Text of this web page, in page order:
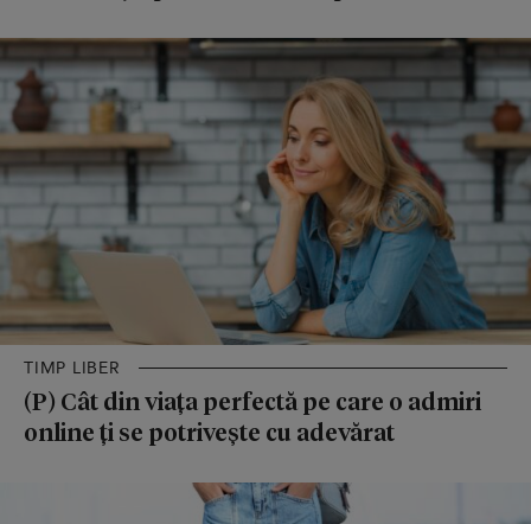
TIMP LIBER
(P) Cât din viața perfectă pe care o admiri
online ți se potrivește cu adevărat